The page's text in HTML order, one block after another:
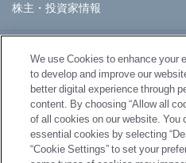
株主・投資家情報
事業・製品
研究開発
サステナビリティ
We use Cookies to enhance your
to develop and improve our
better digital experience through
content. By choosing “Allow all
of all cookies on our website. You
essential cookies by selecting
“Cookie Settings” to set your